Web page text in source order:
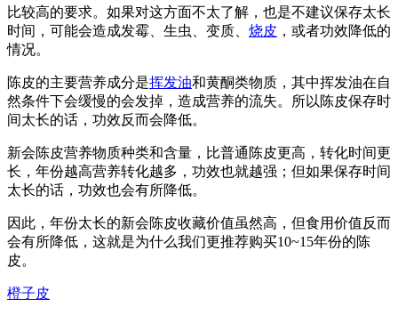
比较高的要求。如果对这方面不太了解，也是不建议保存太长
时间，可能会造成发霉、生虫、变质、 烧皮 ，或者功效降低的
情况。
陈皮的主要营养成分是挥发油和黄酮类物质，其中挥发油在自
然条件下会缓慢的会发掉，造成营养的流失。所以陈皮保存时
间太长的话，功效反而会降低。
新会陈皮营养物质种类和含量，比普通陈皮更高，转化时间更
长，年份越高营养转化越多，功效也就越强；但如果保存时间
太长的话，功效也会有所降低。
因此，年份太长的新会陈皮收藏价值虽然高，但食用价值反而
会有所降低，这就是为什么我们更推荐购买10~15年份的陈
皮。
橙子皮